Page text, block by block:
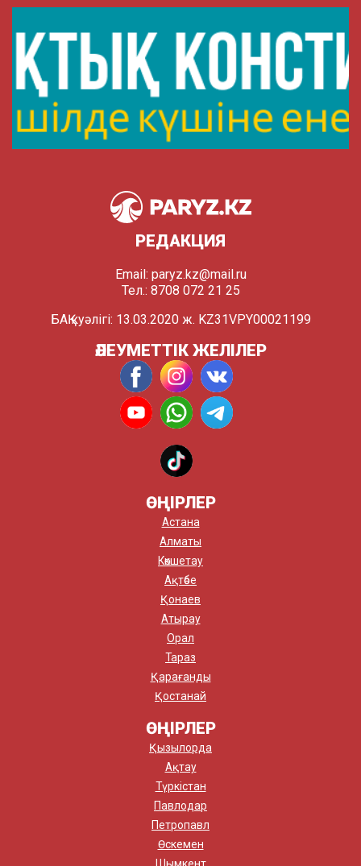
РЕДАКЦИЯ
Email: paryz.kz@mail.ru
Тел.: 8708 072 21 25
БАҚ куәлігі: 13.03.2020 ж. KZ31VPY00021199
ӘЛЕУМЕТТІК ЖЕЛІЛЕР
ӨҢІРЛЕР
Астана
Алматы
Көкшетау
Ақтөбе
Қонаев
Атырау
Орал
Тараз
Қарағанды
Қостанай
ӨҢІРЛЕР
Қызылорда
Ақтау
Түркістан
Павлодар
Петропавл
Өскемен
Шымкент